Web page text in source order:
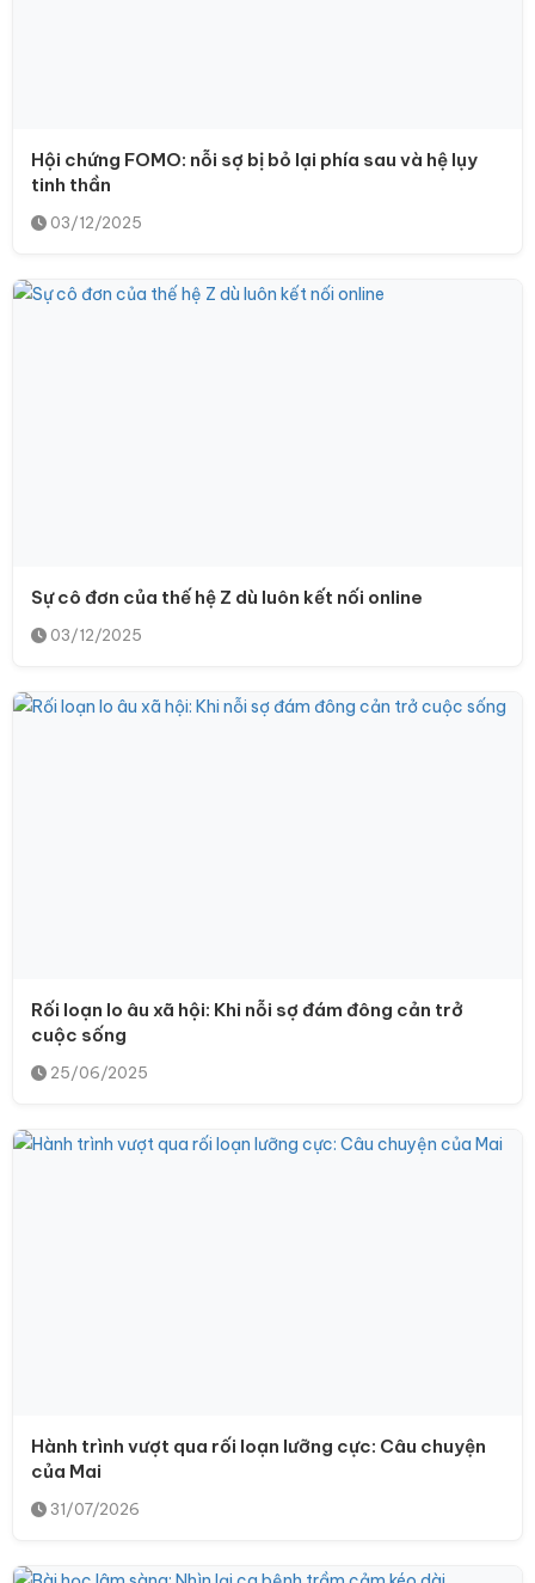
Hội chứng FOMO: nỗi sợ bị bỏ lại phía sau và hệ lụy
tinh thần
03/12/2025
Sự cô đơn của thế hệ Z dù luôn kết nối online
03/12/2025
Rối loạn lo âu xã hội: Khi nỗi sợ đám đông cản trở
cuộc sống
25/06/2025
Hành trình vượt qua rối loạn lưỡng cực: Câu chuyện
của Mai
31/07/2026